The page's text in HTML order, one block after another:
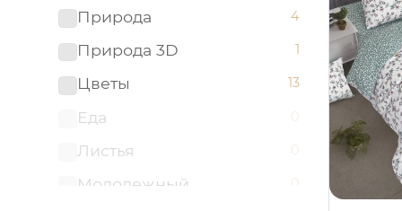
Желтый
Оранжевый
Светло-коричневый
Хаки
Природа 4
Природа 3D 1
Цветы 13
Еда 0
Листья 0
Молодежный 0